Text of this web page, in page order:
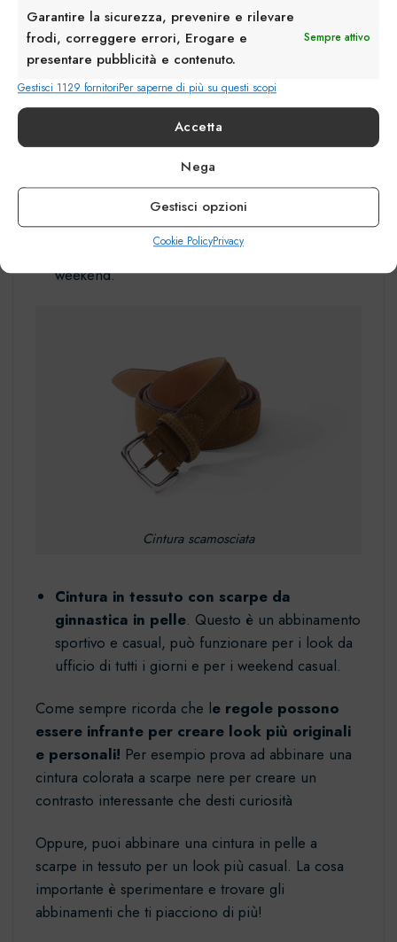
Garantire la sicurezza, prevenire e rilevare
frodi, correggere errori, Erogare e
presentare pubblicità e contenuto.
Sempre attivo
Gestisci 1129 fornitoriPer saperne di più su questi scopi
Accetta
Nega
Gestisci opzioni
Cookie PolicyPrivacy
stringate in pelle marrone . Questo è un
altro abbinamentoclassico e versatile, come
il precedente funziona per l’abbinamento tra
materiali e colore. In questo caso, essendo il
marrone un colore piùcasual, questi
abbinamenti si adattano alook da giorno
eventi e serate senza dress code.
Cintura in pelle scamosciata con scarpe in
pelle scamosciata. Questo è un abbinamento
casual e moderno,perfetto per l’ufficioma
anche per le passeggiate fuori porta del
weekend.
Cintura scamosciata
Cintura in tessuto con scarpe da
ginnastica in pelle. Questo è un abbinamento
sportivo e casual, può funzionare per i look da
ufficio di tutti i giorni e per i weekend casual.
Come sempre ricorda che le regole possono
essere infrante per creare look più originali
e personali! Per esempio prova ad abbinare una
cintura colorata a scarpe nere per creare un
contrasto interessante che desti curiosità
Oppure, puoi abbinare una cintura in pelle a
scarpe in tessuto per un look più casual. La cosa
importante è sperimentare e trovare gli
abbinamenti che ti piacciono di più!